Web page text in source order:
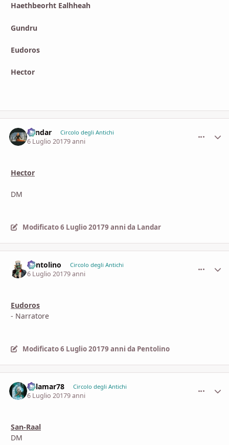
Haethbeorht Ealhheah
Gundru
Eudoros
Hector
Landar Circolo degli Antichi
6 Luglio 20179 anni
Hector
DM
Modificato6 Luglio 20179 anni da Landar
Pentolino Circolo degli Antichi
6 Luglio 20179 anni
Eudoros
- Narratore
Modificato6 Luglio 20179 anni da Pentolino
dalamar78 Circolo degli Antichi
6 Luglio 20179 anni
San-Raal
DM